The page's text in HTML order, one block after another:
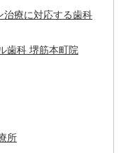
治療に対応する歯科
歯科 堺筋本町院
所